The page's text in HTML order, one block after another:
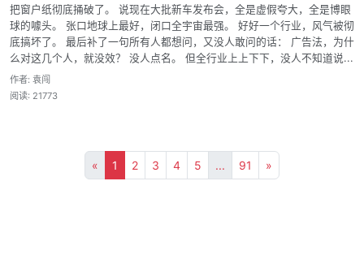
把窗户纸彻底捅破了。 说现在大批新车发布会，全是虚假夸大，全是博眼
球的噱头。 张口地球上最好，闭口全宇宙最强。 好好一个行业，风气被彻
底搞坏了。 最后补了一句所有人都想问，又没人敢问的话： 广告法，为什
么对这几个人，就没效？ 没人点名。 但全行业上上下下，没人不知道说...
作者: 袁闯
阅读: 21773
« 1 2 3 4 5 ... 91 »